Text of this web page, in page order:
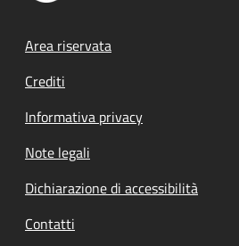
Footer menu
Area riservata
Crediti
Informativa privacy
Note legali
Dichiarazione di accessibilità
Contatti